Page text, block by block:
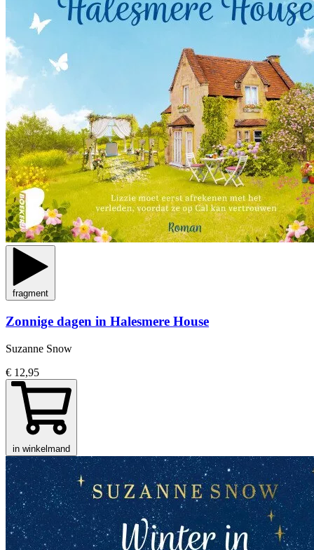
fragment
Zonnige dagen in Halesmere House
Suzanne Snow
€ 12,95
in winkelmand